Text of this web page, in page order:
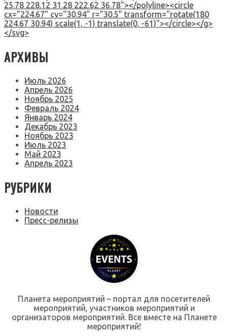
25.78 228.12 31.28 222.62 36.78"></polyline><circle
cx="224.67" cy="30.94" r="30.5" transform="rotate(180
224.67 30.94) scale(1, -1) translate(0, -61)"></circle></g>
</svg>
АРХИВЫ
Июль 2026
Апрель 2026
Ноябрь 2025
Февраль 2024
Январь 2024
Декабрь 2023
Ноябрь 2023
Июль 2023
Май 2023
Апрель 2023
РУБРИКИ
Новости
Пресс-релизы
Планета мероприятий – портал для посетителей
мероприятий, участников мероприятий и
организаторов мероприятий. Все вместе на Планете
мероприятий!